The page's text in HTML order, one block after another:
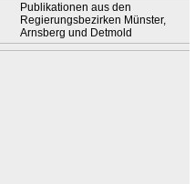
Publikationen aus den
Regierungsbezirken Münster,
Arnsberg und Detmold